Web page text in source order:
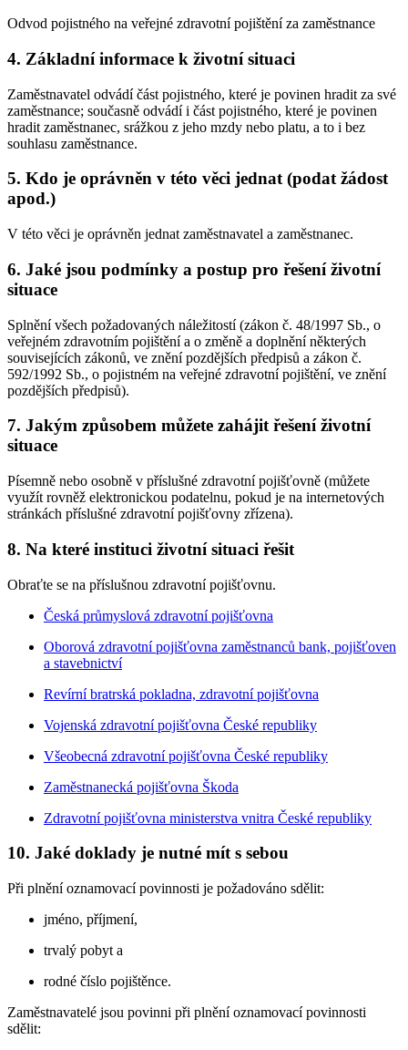
Odvod pojistného na veřejné zdravotní pojištění za zaměstnance
4. Základní informace k životní situaci
Zaměstnavatel odvádí část pojistného, které je povinen hradit za své
zaměstnance; současně odvádí i část pojistného, které je povinen
hradit zaměstnanec, srážkou z jeho mzdy nebo platu, a to i bez
souhlasu zaměstnance.
5. Kdo je oprávněn v této věci jednat (podat žádost
apod.)
V této věci je oprávněn jednat zaměstnavatel a zaměstnanec.
6. Jaké jsou podmínky a postup pro řešení životní
situace
Splnění všech požadovaných náležitostí (zákon č. 48/1997 Sb., o
veřejném zdravotním pojištění a o změně a doplnění některých
souvisejících zákonů, ve znění pozdějších předpisů a zákon č.
592/1992 Sb., o pojistném na veřejné zdravotní pojištění, ve znění
pozdějších předpisů).
7. Jakým způsobem můžete zahájit řešení životní
situace
Písemně nebo osobně v příslušné zdravotní pojišťovně (můžete
využít rovněž elektronickou podatelnu, pokud je na internetových
stránkách příslušné zdravotní pojišťovny zřízena).
8. Na které instituci životní situaci řešit
Obraťte se na příslušnou zdravotní pojišťovnu.
Česká průmyslová zdravotní pojišťovna
Oborová zdravotní pojišťovna zaměstnanců bank, pojišťoven
a stavebnictví
Revírní bratrská pokladna, zdravotní pojišťovna
Vojenská zdravotní pojišťovna České republiky
Všeobecná zdravotní pojišťovna České republiky
Zaměstnanecká pojišťovna Škoda
Zdravotní pojišťovna ministerstva vnitra České republiky
10. Jaké doklady je nutné mít s sebou
Při plnění oznamovací povinnosti je požadováno sdělit:
jméno, příjmení,
trvalý pobyt a
rodné číslo pojištěnce.
Zaměstnavatelé jsou povinni při plnění oznamovací povinnosti
sdělit: